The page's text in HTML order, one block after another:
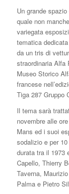
Un grande
quale non
variegata
tematica
da un tris di
straordinaria Alfa
Museo Storico
francese
Tiga 287 Gruppo
Il tema sarà
novembre alle
Mans ed i suoi
sodalizio e per
durata tra il 1973
Capello, Thierry
Taverna,
Palma e Pietro